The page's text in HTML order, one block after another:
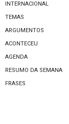
INTERNACIONAL
TEMAS
ARGUMENTOS
ACONTECEU
AGENDA
RESUMO DA SEMANA
FRASES